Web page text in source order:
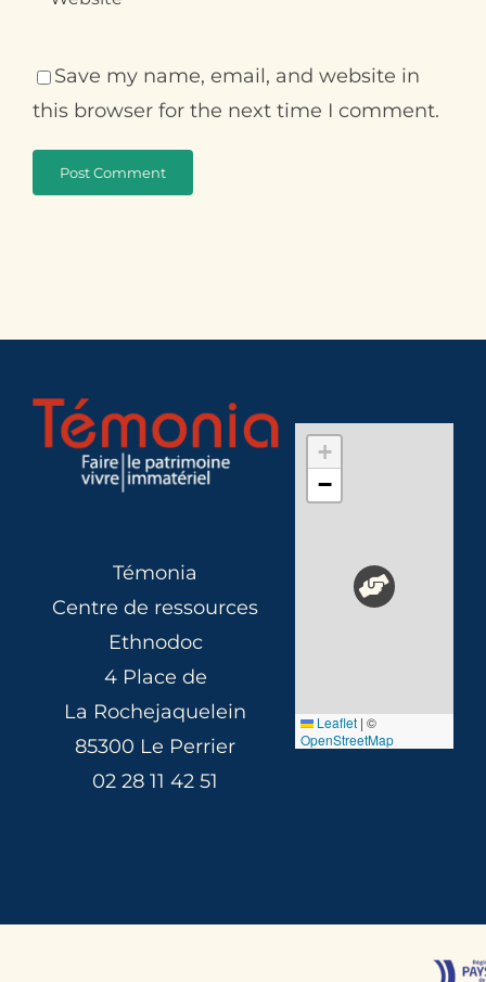
Save my name, email, and website in
this browser for the next time I comment.
Témonia
Centre de ressources
Ethnodoc
4 Place de
La Rochejaquelein
85300 Le Perrier
02 28 11 42 51
+
−
Leaflet | ©
OpenStreetMap